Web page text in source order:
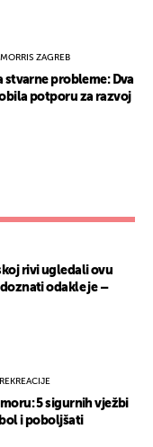
ZAGREB
stvarne probleme: Dva
potporu za razvoj
rivi ugledali ovu
odakle je –
5 sigurnih vježbi
i poboljšati